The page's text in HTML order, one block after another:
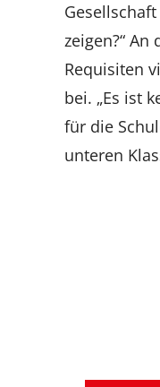
zeigen?“
Requisiten
bei. „Es ist
für die
unteren